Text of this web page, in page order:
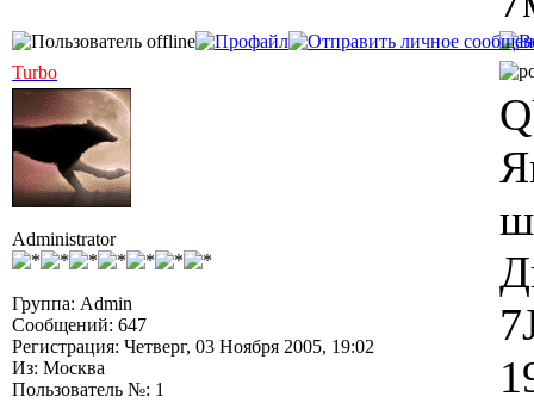
Turbo
Administrator
Группа: Admin
Сообщений: 647
Регистрация: Четверг, 03 Ноября 2005, 19:02
Из: Москва
Пользователь №: 1